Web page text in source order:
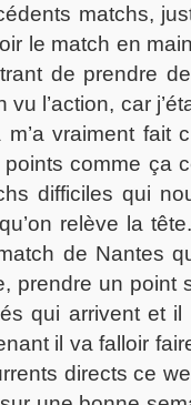
matchs,
le match en
de prendre
l’action, car
vraiment fait
comme ça
difficiles qui
relève la
de Nantes
prendre un point
qui arrivent et
il va falloir
directs ce